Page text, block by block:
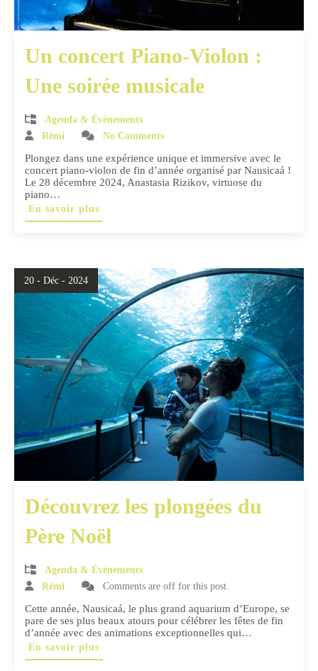
Un concert Piano-Violon :
Une soirée musicale
Agenda & Événements
Rémi
No Comments
Plongez dans une expérience unique et immersive avec le
concert piano-violon de fin d’année organisé par Nausicaá !
Le 28 décembre 2024, Anastasia Rizikov, virtuose du
piano…
En savoir plus
20 - Déc - 2024
Découvrez les plongées du
Père Noël
Agenda & Événements
Rémi
Comments are off for this post.
Cette année, Nausicaá, le plus grand aquarium d’Europe, se
pare de ses plus beaux atours pour célébrer les fêtes de fin
d’année avec des animations exceptionnelles qui…
En savoir plus